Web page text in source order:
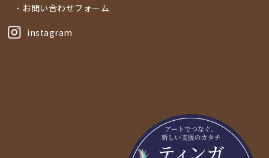
- お問い合わせフォーム
instagram